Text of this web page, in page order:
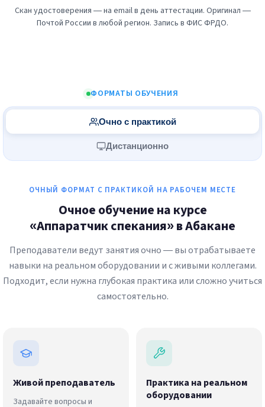
Скан удостоверения — на email в день аттестации. Оригинал —
Почтой России в любой регион. Запись в ФИС ФРДО.
ФОРМАТЫ ОБУЧЕНИЯ
Очно с практикой
Дистанционно
ОЧНЫЙ ФОРМАТ С ПРАКТИКОЙ НА РАБОЧЕМ МЕСТЕ
Очное обучение на курсе
«Аппаратчик спекания» в Абакане
Преподаватели ведут занятия очно — вы отрабатываете
навыки на реальном оборудовании и с живыми коллегами.
Подходит, если нужна глубокая практика или сложно учиться
самостоятельно.
Живой преподаватель
Задавайте вопросы и
Практика на реальном
оборудовании